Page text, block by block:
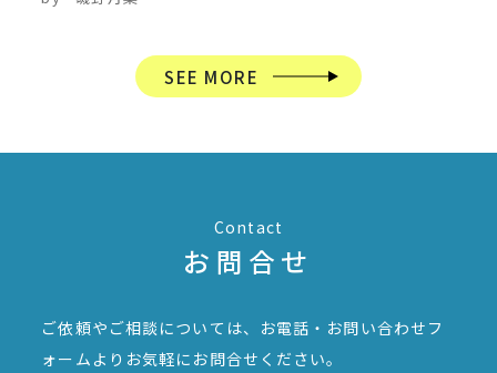
SEE MORE
Contact
お問合せ
ご依頼やご相談については、お電話・お問い合わせフ
ォームより お気軽にお問合せください。